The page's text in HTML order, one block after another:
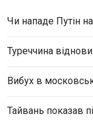
Чи нападе Путін
Туреччина
Вибух в
Тайвань показав